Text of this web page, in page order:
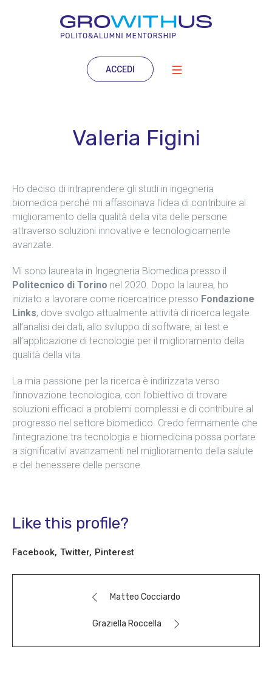
ACCEDI
Valeria Figini
Ho deciso di intraprendere gli studi in ingegneria
biomedica perché mi affascinava l’idea di contribuire al
miglioramento della qualità della vita delle persone
attraverso soluzioni innovative e tecnologicamente
avanzate.
Mi sono laureata in Ingegneria Biomedica presso il
Politecnico di Torino nel 2020. Dopo la laurea, ho
iniziato a lavorare come ricercatrice presso Fondazione
Links, dove svolgo attualmente attività di ricerca legate
all’analisi dei dati, allo sviluppo di software, ai test e
all’applicazione di tecnologie per il miglioramento della
qualità della vita.
La mia passione per la ricerca è indirizzata verso
l’innovazione tecnologica, con l’obiettivo di trovare
soluzioni efficaci a problemi complessi e di contribuire al
progresso nel settore biomedico. Credo fermamente che
l’integrazione tra tecnologia e biomedicina possa portare
a significativi avanzamenti nel miglioramento della salute
e del benessere delle persone.
Like this profile?
Facebook Twitter Pinterest
Matteo Cocciardo
Graziella Roccella